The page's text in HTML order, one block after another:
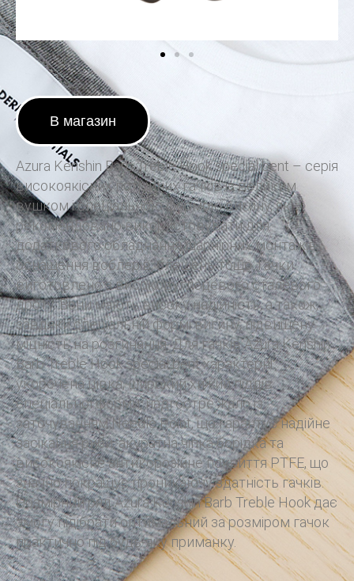
В магазин
Azura Kenshin Barb Treble Hook special bent – серія
високоякісних потрійних гачків із великим
вушком і спеціальною формою вигину, які
рекомендовано використовувати для
додаткового обладнання шарнірних монтажів,
оснащення воблерів, блешень тощо. Гачки
виготовлено з високовуглецевого сталевого
дроту. Вони мають високу надійність, а також,
завдяки спеціальній формі вигину, підвищену
міцність на розгинання. Для гачків Azura Kenshin
Barb Treble Hook special bent характерні
укорочена цівка, широкий хижий піддiв
спеціальної форми, надгостре жало із
заточуванням Needle Point, що гарантує надійне
засікання риби, акуратна чіпка борідка та
високоякісне антикорозійне покриття PTFE, що
значно покращує проникаючу здатність гачків.
Розмірний ряд Azura Kenshin Barb Treble Hook дає
змогу підібрати оптимальний за розміром гачок
практично під будь-яку приманку.